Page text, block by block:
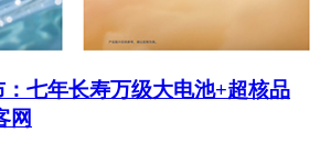
七年长寿万级大电池+超核品
网